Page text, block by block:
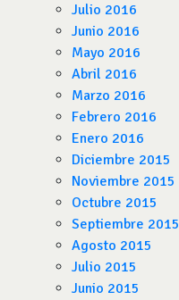
Julio 2016
Junio 2016
Mayo 2016
Abril 2016
Marzo 2016
Febrero 2016
Enero 2016
Diciembre 2015
Noviembre 2015
Octubre 2015
Septiembre 2015
Agosto 2015
Julio 2015
Junio 2015